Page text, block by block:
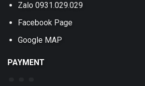
Zalo 0931.029.029
Facebook Page
Google MAP
PAYMENT